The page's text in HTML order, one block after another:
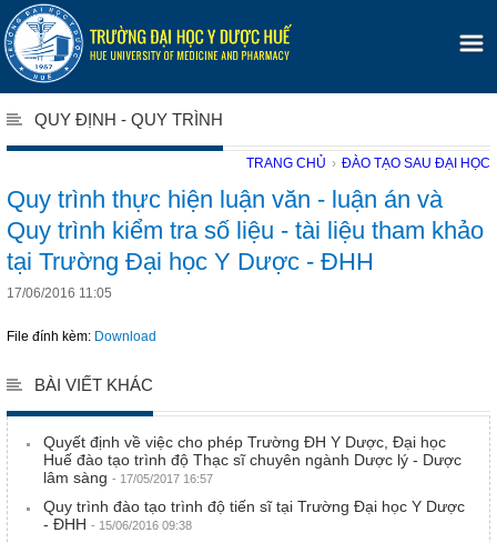
QUY ĐỊNH - QUY TRÌNH
TRANG CHỦ › ĐÀO TẠO SAU ĐẠI HỌC
Quy trình thực hiện luận văn - luận án và
Quy trình kiểm tra số liệu - tài liệu tham khảo
tại Trường Đại học Y Dược - ĐHH
17/06/2016 11:05
File đính kèm: Download
BÀI VIẾT KHÁC
Quyết định về việc cho phép Trường ĐH Y Dược, Đại học
Huế đào tạo trình độ Thạc sĩ chuyên ngành Dược lý - Dược
lâm sàng - 17/05/2017 16:57
Quy trình đào tạo trình độ tiến sĩ tại Trường Đại học Y Dược
- ĐHH - 15/06/2016 09:38